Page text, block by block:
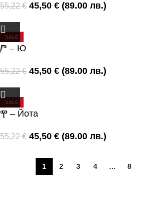
55,22€ 45,50 € (89.00 лв.)
SALE
Ⱓ – Ю
55,22€ 45,50 € (89.00 лв.)
SALE
Ⰹ – Йота
55,22€ 45,50 € (89.00 лв.)
1 2 3 4 … 8